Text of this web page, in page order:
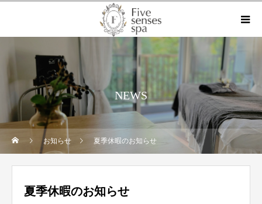
NEWS
お知らせ 夏季休暇のお知らせ
夏季休暇のお知らせ